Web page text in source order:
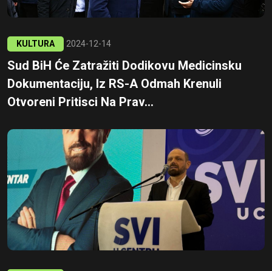
KULTURA 2024-12-14
Sud BiH Će Zatražiti Dodikovu Medicinsku
Dokumentaciju, Iz RS-A Odmah Krenuli
Otvoreni Pritisci Na Prav...